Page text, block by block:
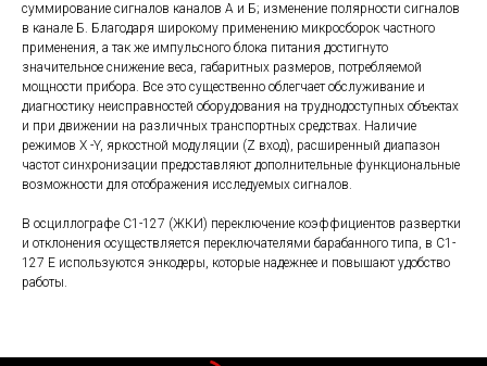
суммирование сигналов каналов А и Б; изменение полярности сигналов
в канале Б. Благодаря широкому применению микросборок частного
применения, а так же импульсного блока питания достигнуто
значительное снижение веса, габаритных размеров, потребляемой
мощности прибора. Все это существенно облегчает обслуживание и
диагностику неисправностей оборудования на труднодоступных объектах
и при движении на различных транспортных средствах. Наличие
режимов X -Y, яркостной модуляции (Z вход), расширенный диапазон
частот синхронизации предоставляют дополнительные функциональные
возможности для отображения исследуемых сигналов.
В осциллографе С1-127 (ЖКИ) переключение коэффициентов развертки
и отклонения осуществляется переключателями барабанного типа, в С1-
127 Е используются энкодеры, которые надежнее и повышают удобство
работы.